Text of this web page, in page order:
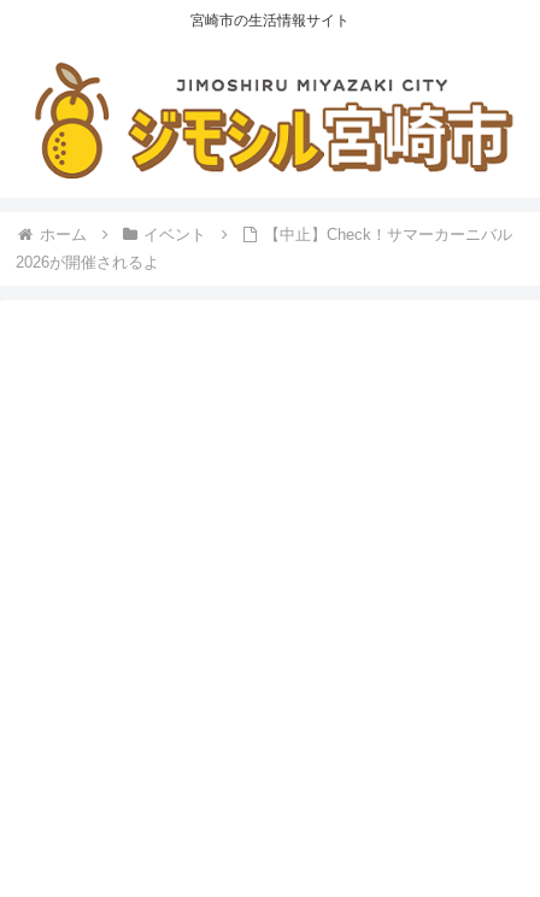
宮崎市の生活情報サイト
ホーム イベント
【中止】Check！サマーカーニバル
2026が開催されるよ